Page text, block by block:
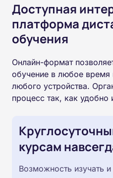
Доступная
платформа
обучения
Онлайн-формат
обучение в любое
любого устройства.
процесс так, как удобно
курсам
Возможность изучать и